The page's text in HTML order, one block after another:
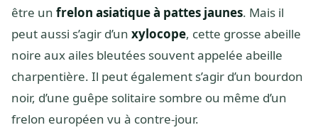
être un frelon asiatique à pattes jaunes. Mais il
peut aussi s’agir d’un xylocope, cette grosse abeille
noire aux ailes bleutées souvent appelée abeille
charpentière. Il peut également s’agir d’un bourdon
noir, d’une guêpe solitaire sombre ou même d’un
frelon européen vu à contre-jour.